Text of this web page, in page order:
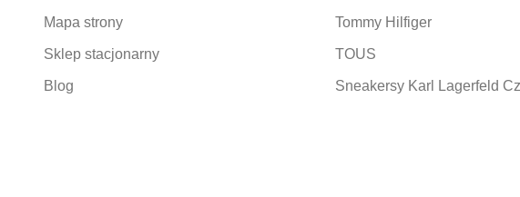
Mapa strony
Sklep stacjonarny
Blog
Tommy Hilfiger
TOUS
Sneakersy Karl Lagerfeld